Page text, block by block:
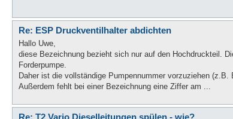
Re: ESP Druckventilhalter abdichten
Hallo Uwe,
diese Bezeichnung bezieht sich nur auf den Hochdruckteil.
Forderpumpe.
Daher ist die vollständige Pumpennummer vorzuziehen (z.B.
Außerdem fehlt bei einer Bezeichnung eine Ziffer am ...
Re: T2 Vario Dieselleitungen spülen - wie?